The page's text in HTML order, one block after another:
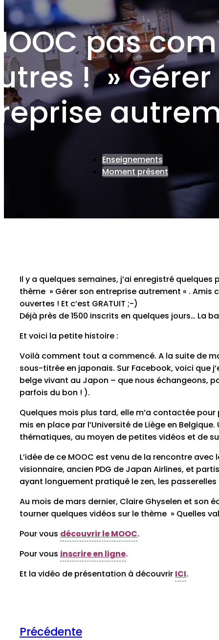
pas
! »
Enseignements
Moment présent
Il y a quelques semaines, j’ai enregistré
thème » Gérer son entreprise autrement « . Amis
ouvertes ! Et c’est GRATUIT ;-)
Déjà près de 1500 inscrits en quelques jours… La
Et voici la petite histoire :
Voilà comment tout a commencé. A la suite de
sous-titrée en japonais. Sur Facebook, voici que
belge vivant au Japon – que nous échangeons,
parfois du bon ! ).
Quelques mois plus tard, elle m’a contactée
mis en place par l’Université de Liège en
thématiques, au moyen de petites vidéos et de
L’idée de ce MOOC est venu de la rencontre
visionnaire, ancien PDG de Japan Airlines, et
ayant longuement pratiqué le zen, les
Au mois de mars dernier, Claire Ghyselen et son
tourner quelques vidéos sur le thème » Quelles
Pour vous découvrir le MOOC.
Pour vous inscrire en ligne.
Et la vidéo de présentation à découvrir ICI.
Précédente